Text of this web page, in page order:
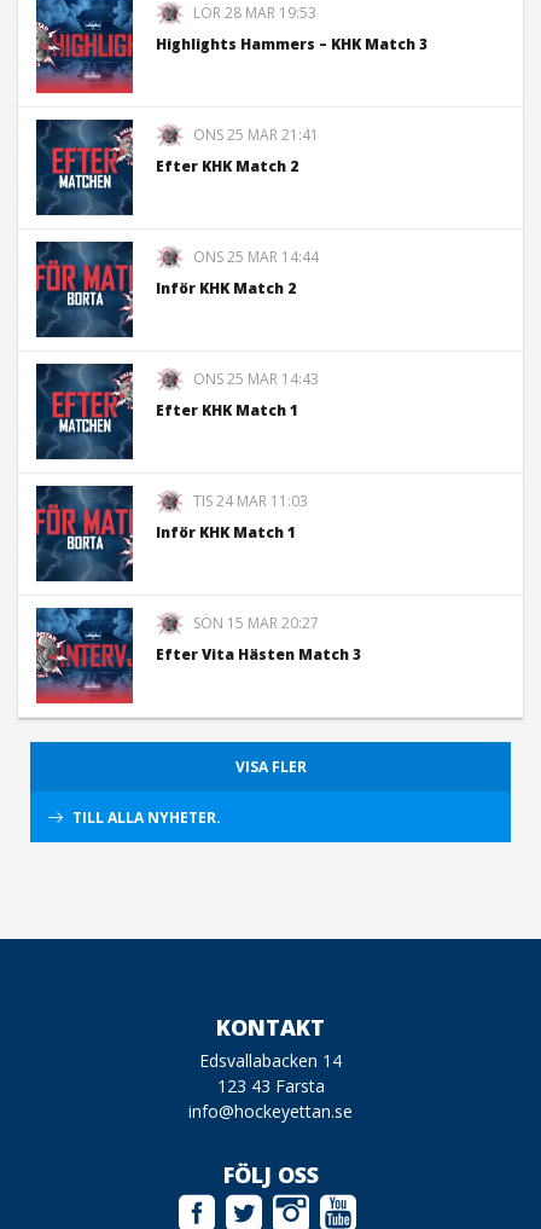
LÖR 28 MAR 19:53
Highlights Hammers – KHK Match 3
ONS 25 MAR 21:41
Efter KHK Match 2
ONS 25 MAR 14:44
Inför KHK Match 2
ONS 25 MAR 14:43
Efter KHK Match 1
TIS 24 MAR 11:03
Inför KHK Match 1
SÖN 15 MAR 20:27
Efter Vita Hästen Match 3
VISA FLER
TILL ALLA NYHETER.
KONTAKT
Edsvallabacken 14
123 43 Farsta
info@hockeyettan.se
FÖLJ OSS